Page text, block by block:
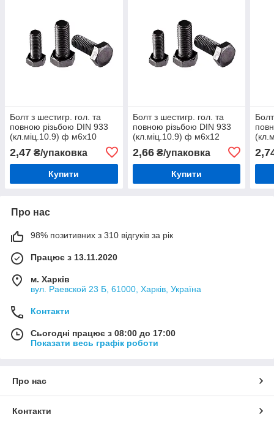
Болт з шестигр. гол. та
повною різьбою DIN 933
(кл.міц.10.9) ф м6х10
2,47 ₴/упаковка
Купити
Болт з шестигр. гол. та
повною різьбою DIN 933
(кл.міц.10.9) ф м6х12
2,66₴/упаковка
Купити
Про нас
98% позитивних з 310 відгуків за рік
Працює з 13.11.2020
м. Харків
вул. Раевской 23 Б, 61000, Харків, Україна
Контакти
Сьогодні працює з 08:00 до 17:00
Показати весь графік роботи
Про нас
Контакти